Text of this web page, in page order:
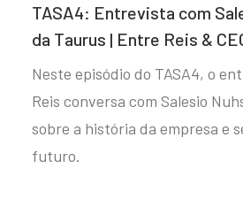
TASA4: Entrevista com
da Taurus | Entre Reis &
Neste episódio do TASA4, o
Reis conversa com Salesio
sobre a história da empresa e
futuro.